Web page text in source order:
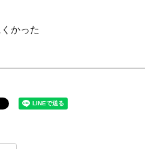
かった